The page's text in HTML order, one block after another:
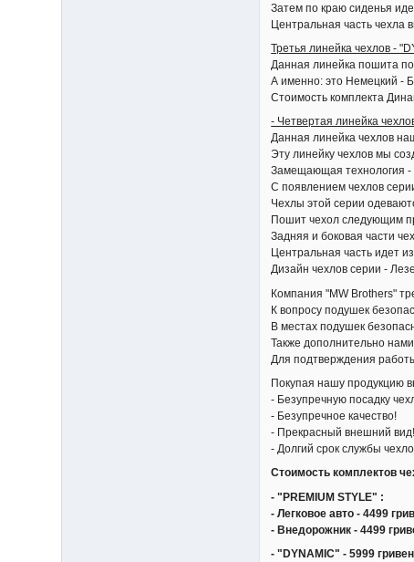
Затем по краю сиденья
Центральная часть чехла
Третья линейка чехлов -
Данная линейка пошита
А именно: это Немецкий -
Стоимость комплекта
- Четвертая линейка
Данная линейка чехлов
Эту линейку чехлов мы
Замещающая технология -
С появлением чехлов
Чехлы этой серии
Пошит чехол следующим
Задняя и боковая части
Центральная часть идет
Дизайн чехлов серии -
Компания "MW Brothers"
К вопросу подушек
В местах подушек
Также дополнительно
Для подтверждения
Покупая нашу продукцию
- Безупречную посадку
- Безупречное качество!
- Прекрасный внешний вид!
- Долгий срок службы
Стоимость комплектов
- "PREMIUM STYLE" :
- Легковое авто - 4499
- Внедорожник - 4499
- "DYNAMIC" - 5999